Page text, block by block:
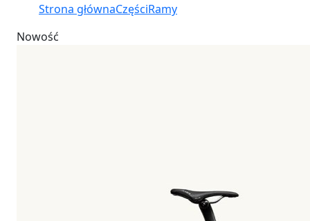
Strona głównaCzęściRamy
Nowość